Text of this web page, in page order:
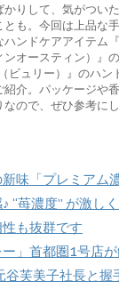
かりして、気がつい
とも。今回は上品な
ハンドケアアイテム
ンオースティン）』
（ビュリー）』のハ
紹介。パッケージや
ので、ぜひ参考にし
味「プレミアム
“苺濃度” が激し
も抜群です
ー」首都圏1号店
谷芙美子社長と握